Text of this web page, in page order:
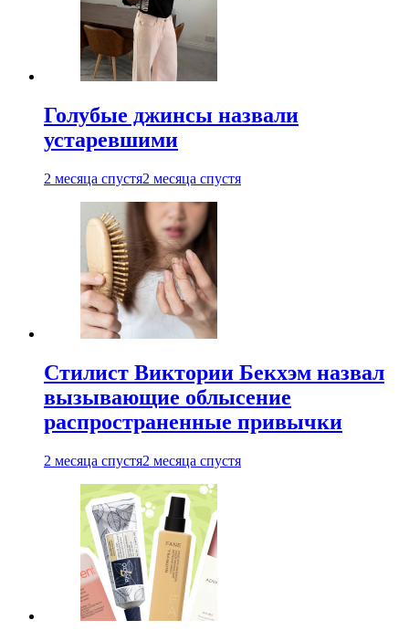
Голубые джинсы назвали
устаревшими
2 месяца спустя2 месяца спустя
Стилист Виктории Бекхэм назвал
вызывающие облысение
распространенные привычки
2 месяца спустя2 месяца спустя